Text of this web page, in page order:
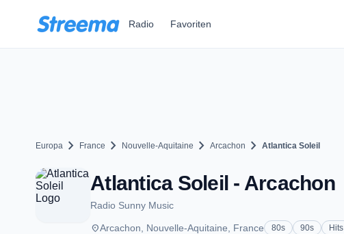
Radio Favoriten
Europa chevron_right France chevron_right Nouvelle-Aquitaine chevron_right Arcachon chevron_right Atlantica Soleil
Atlantica Soleil - Arcachon
Radio Sunny Music
placeArcachon, Nouvelle-Aquitaine, France 80s 90s Hits